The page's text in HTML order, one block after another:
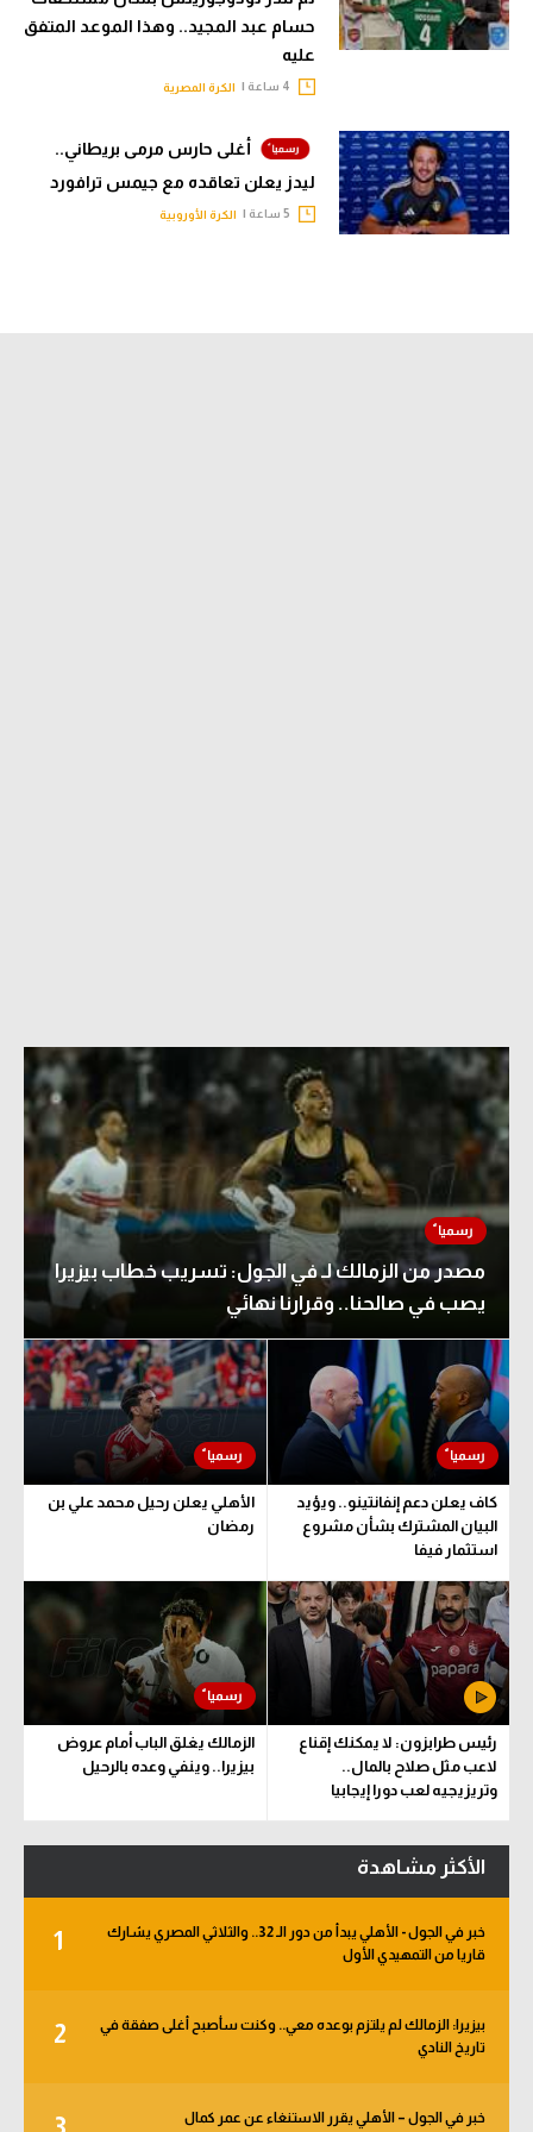
حسام عبد المجيد.. وهذا الموعد المتفق
عليه
الكرة المصرية
أغلى حارس مرمى بريطاني..
ليدز يعلن تعاقده مع جيمس ترافورد
الكرة الأوروبية
مصدر من الزمالك لـ في الجول: تسريب خطاب بيزيرا
يصب في صالحنا.. وقرارنا نهائي
كاف يعلن دعم إنفانتينو.. ويؤيد
البيان المشترك بشأن مشروع
استثمار فيفا
الأهلي يعلن رحيل محمد علي بن
رمضان
رئيس طرابزون: لا يمكنك إقناع
لاعب مثل صلاح بالمال..
وتريزيجيه لعب دورا إيجابيا
الزمالك يغلق الباب أمام عروض
بيزيرا.. وينفي وعده بالرحيل
الأكثر مشاهدة
1
خبر في الجول - الأهلي يبدأ من دور الـ 32.. والثلاثي المصري يشارك
قاريا من التمهيدي الأول
2
بيزيرا: الزمالك لم يلتزم بوعده معي.. وكنت سأصبح أغلى صفقة في
تاريخ النادي
خبر في الجول – الأهلي يقرر الاستنغاء عن عمر كمال